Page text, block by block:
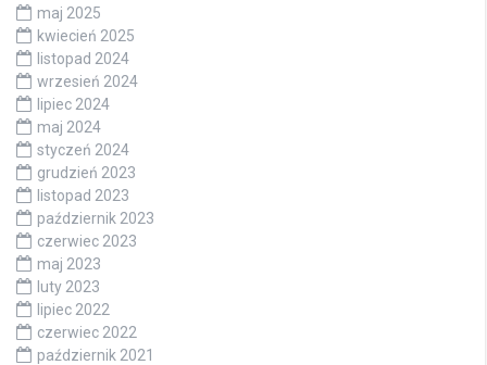
maj 2025
kwiecień 2025
listopad 2024
wrzesień 2024
lipiec 2024
maj 2024
styczeń 2024
grudzień 2023
listopad 2023
październik 2023
czerwiec 2023
maj 2023
luty 2023
lipiec 2022
czerwiec 2022
październik 2021